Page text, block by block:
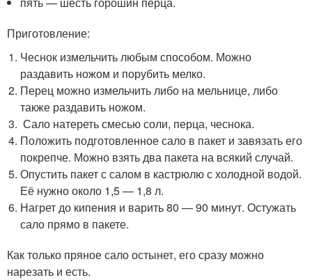
Приготовление:
Чеснок измельчить любым способом. Можно
раздавить ножом и порубить мелко.
Перец можно измельчить либо на мельнице, либо
также раздавить ножом.
Сало натереть смесью соли, перца, чеснока.
Положить подготовленное сало в пакет и завязать его
покрепче. Можно взять два пакета на всякий случай.
Опустить пакет с салом в кастрюлю с холодной водой.
Её нужно около 1,5 — 1,8 л.
Нагрет до кипения и варить 80 — 90 минут. Остужать
сало прямо в пакете.
Как только пряное сало остынет, его сразу можно
нарезать и есть.